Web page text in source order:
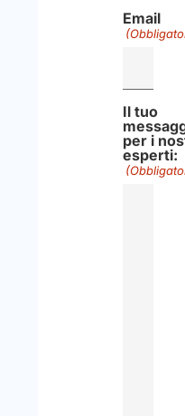
Email
Il tuo
per i
esperti: